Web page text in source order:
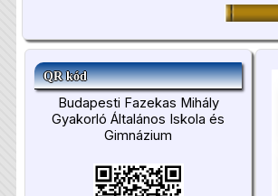
QR kód
Budapesti Fazekas Mihály
Gyakorló Általános Iskola és
Gimnázium